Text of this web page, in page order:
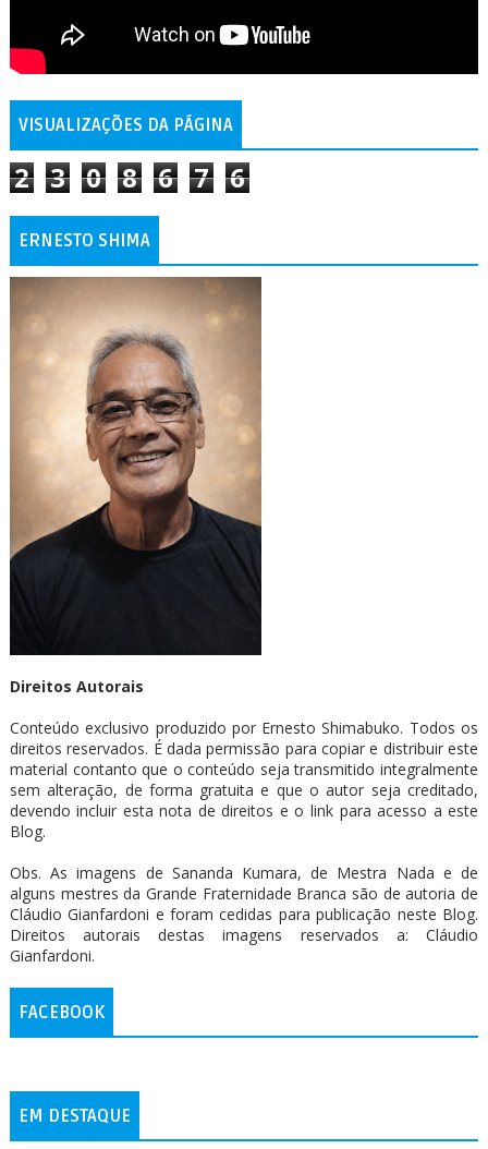
VISUALIZAÇÕES DA PÁGINA
2 3 0 8 6 7 6
ERNESTO SHIMA
Direitos Autorais
Conteúdo exclusivo produzido por Ernesto Shimabuko. Todos os
direitos reservados. É dada permissão para copiar e distribuir este
material contanto que o conteúdo seja transmitido integralmente
sem alteração, de forma gratuita e que o autor seja creditado,
devendo incluir esta nota de direitos e o link para acesso a este
Blog.
Obs. As imagens de Sananda Kumara, de Mestra Nada e de
alguns mestres da Grande Fraternidade Branca são de autoria de
Cláudio Gianfardoni e foram cedidas para publicação neste Blog.
Direitos autorais destas imagens reservados a: Cláudio
Gianfardoni.
FACEBOOK
EM DESTAQUE